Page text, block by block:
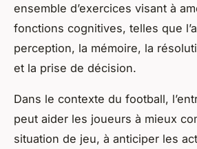
ensemble d’exercices visant à
fonctions cognitives, telles que
perception, la mémoire, la
et la prise de décision.
Dans le contexte du football,
peut aider les joueurs à mieux
situation de jeu, à anticiper les